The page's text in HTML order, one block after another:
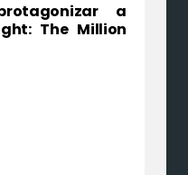
a
The Million